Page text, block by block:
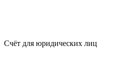
Счёт для юридических лиц